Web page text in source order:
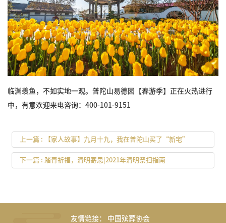
临渊羡鱼，不如实地一观。普陀山易德园【春游季】正在火热进行
中，有意欢迎来电咨询：400-101-9151
上一篇 : 【家人故事】九月十九，我在普陀山买了“新宅”
下一篇 : 踏青祈福，清明寄思|2021年清明祭扫指南
友情链接： 中国殡葬协会